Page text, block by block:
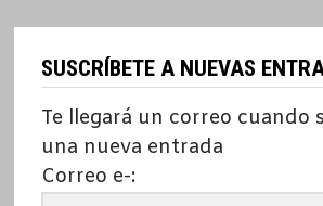
SUSCRÍBETE A NUEVAS
Te llegará un correo cuando
una nueva entrada
Correo e-: